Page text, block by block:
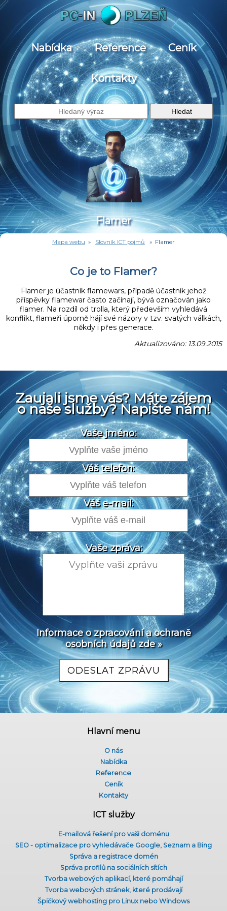
Nabídka Reference Ceník
Kontakty
Flamer
Mapa webu » Slovník ICT pojmů » Flamer
Co je to Flamer?
Flamer je účastník flamewars, případě účastník jehož
příspěvky flamewar často začínají, bývá označován jako
flamer. Na rozdíl od trolla, který především vyhledává
konflikt, flameři úporně hájí své názory v tzv. svatých válkách,
někdy i přes generace.
Aktualizováno: 13.09.2015
Zaujali jsme vás? Máte zájem
o naše služby? Napište nám!
Vaše jméno:
Váš telefon:
Váš e-mail:
Vaše zpráva:
Informace o zpracování a ochraně
osobních údajů zde »
Hlavní menu
O nás
Nabídka
Reference
Ceník
Kontakty
ICT služby
E-mailová řešení pro vaši doménu
SEO - optimalizace pro vyhledávače Google, Seznam a Bing
Správa a registrace domén
Správa profilů na sociálních sítích
Tvorba webových aplikací, které pomáhají
Tvorba webových stránek, které prodávají
Špičkový webhosting pro Linux nebo Windows